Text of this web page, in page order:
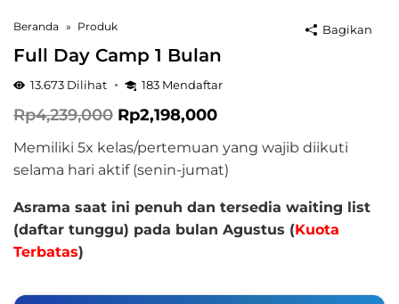
Beranda Produk
Full Day Camp 1 Bulan
13.673 Dilihat 183 Mendaftar
Rp4,239,000 Harga
aslinya
adalah:
Rp2,198,000Harga
ini
Rp2,198,000.
Memiliki 5x kelas/pertemuan yang wajib diikuti
selama hari aktif (senin-jumat)
Asrama saat ini penuh dan tersedia waiting list
(daftar tunggu) pada bulan Agustus (Kuota
Terbatas)
Bagikan